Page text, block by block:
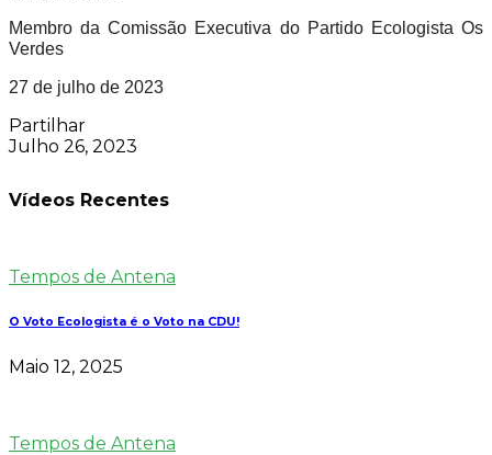
Membro da Comissão Executiva do Partido Ecologista Os
Verdes
27 de julho de 2023
Partilhar
Julho 26, 2023
Vídeos Recentes
Tempos de Antena
O Voto Ecologista é o Voto na CDU!
Maio 12, 2025
Tempos de Antena